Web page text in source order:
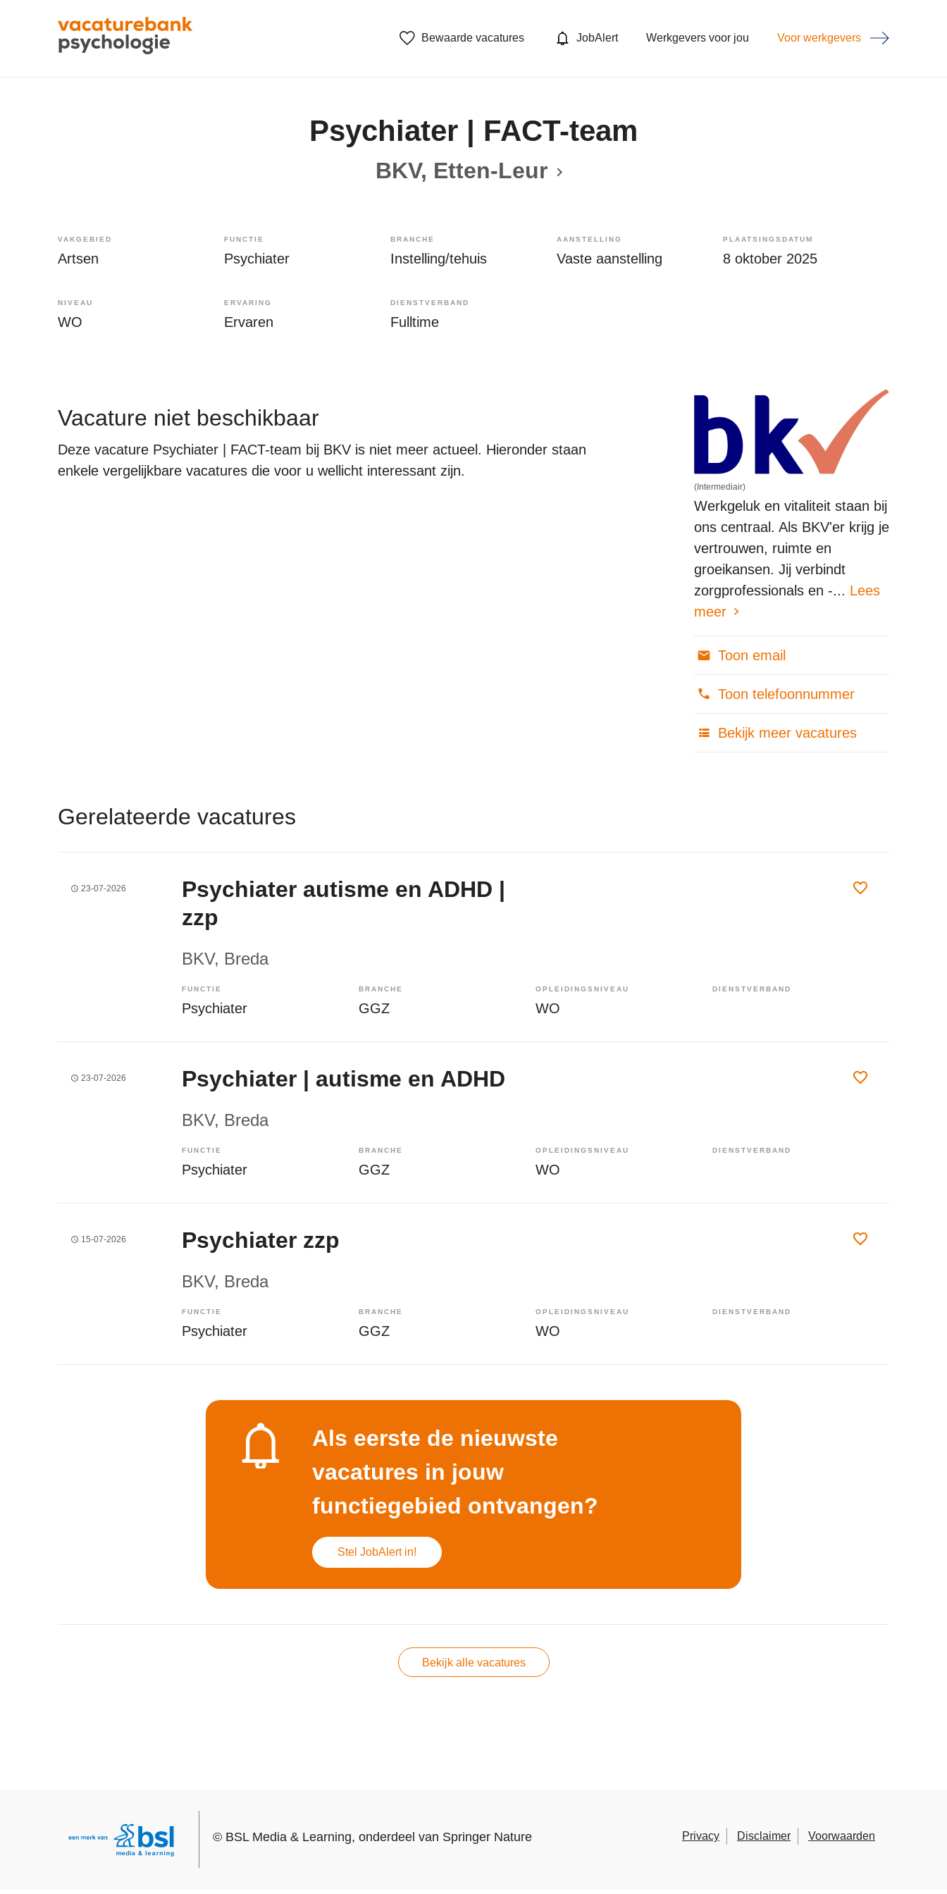
Bewaarde vacatures JobAlert Werkgevers voor jou Voor werkgevers
Psychiater | FACT-team
BKV, Etten-Leur
VAKGEBIED
Artsen
FUNCTIE
Psychiater
BRANCHE
Instelling/tehuis
AANSTELLING
Vaste aanstelling
PLAATSINGSDATUM
8 oktober 2025
NIVEAU
WO
ERVARING
Ervaren
DIENSTVERBAND
Fulltime
Vacature niet beschikbaar
Deze vacature Psychiater | FACT-team bij BKV is niet meer actueel. Hieronder staan
enkele vergelijkbare vacatures die voor u wellicht interessant zijn.
(Intermediair)
Werkgeluk en vitaliteit staan bij
ons centraal. Als BKV'er krijg je
vertrouwen, ruimte en
groeikansen. Jij verbindt
zorgprofessionals en -... Lees
meer
Toon email
Toon telefoonnummer
Bekijk meer vacatures
Gerelateerde vacatures
23-07-2026
Psychiater autisme en ADHD |
zzp
BKV, Breda
FUNCTIE
Psychiater
BRANCHE
GGZ
OPLEIDINGSNIVEAU
WO
DIENSTVERBAND
23-07-2026 Psychiater | autisme en ADHD
BKV, Breda
FUNCTIE
Psychiater
BRANCHE
GGZ
OPLEIDINGSNIVEAU
WO
DIENSTVERBAND
15-07-2026 Psychiater zzp
BKV, Breda
FUNCTIE
Psychiater
BRANCHE
GGZ
OPLEIDINGSNIVEAU
WO
DIENSTVERBAND
Als eerste de nieuwste
vacatures in jouw
functiegebied ontvangen?
Stel JobAlert in!
Bekijk alle vacatures
Privacy Disclaimer Voorwaarden
© BSL Media & Learning, onderdeel van Springer Nature